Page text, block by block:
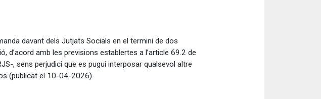
davant dels Jutjats Socials en el termini de dos
amb les previsions establertes a l’article 69.2 de
, sens perjudici que es pugui interposar qualsevol altre
(publicat el 10-04-2026).